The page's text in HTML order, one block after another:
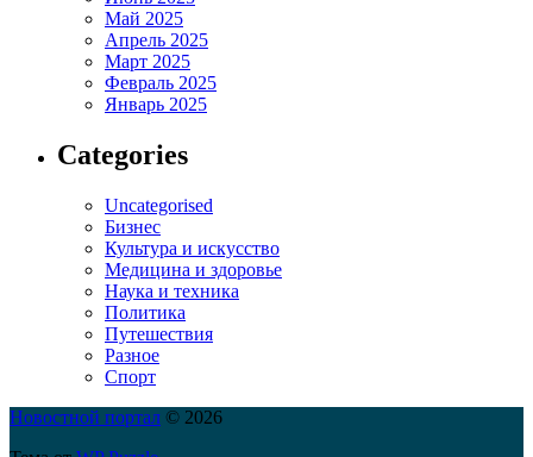
Май 2025
Апрель 2025
Март 2025
Февраль 2025
Январь 2025
Categories
Uncategorised
Бизнес
Культура и искусство
Медицина и здоровье
Наука и техника
Политика
Путешествия
Разное
Спорт
Новостной портал © 2026